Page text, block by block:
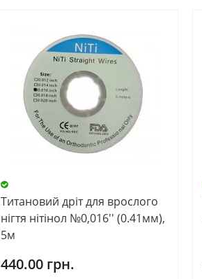
Титановий дріт для врослого
нігтя нітінол №0,016'' (0.41мм),
5м
440.00 грн.